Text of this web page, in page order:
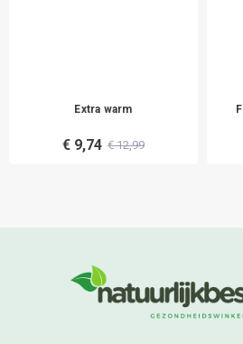
Extra warm
€ 9,74 € 12,99